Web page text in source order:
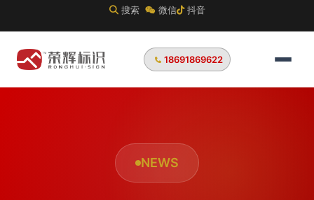
搜索 微信 抖音
18691869622
NEWS